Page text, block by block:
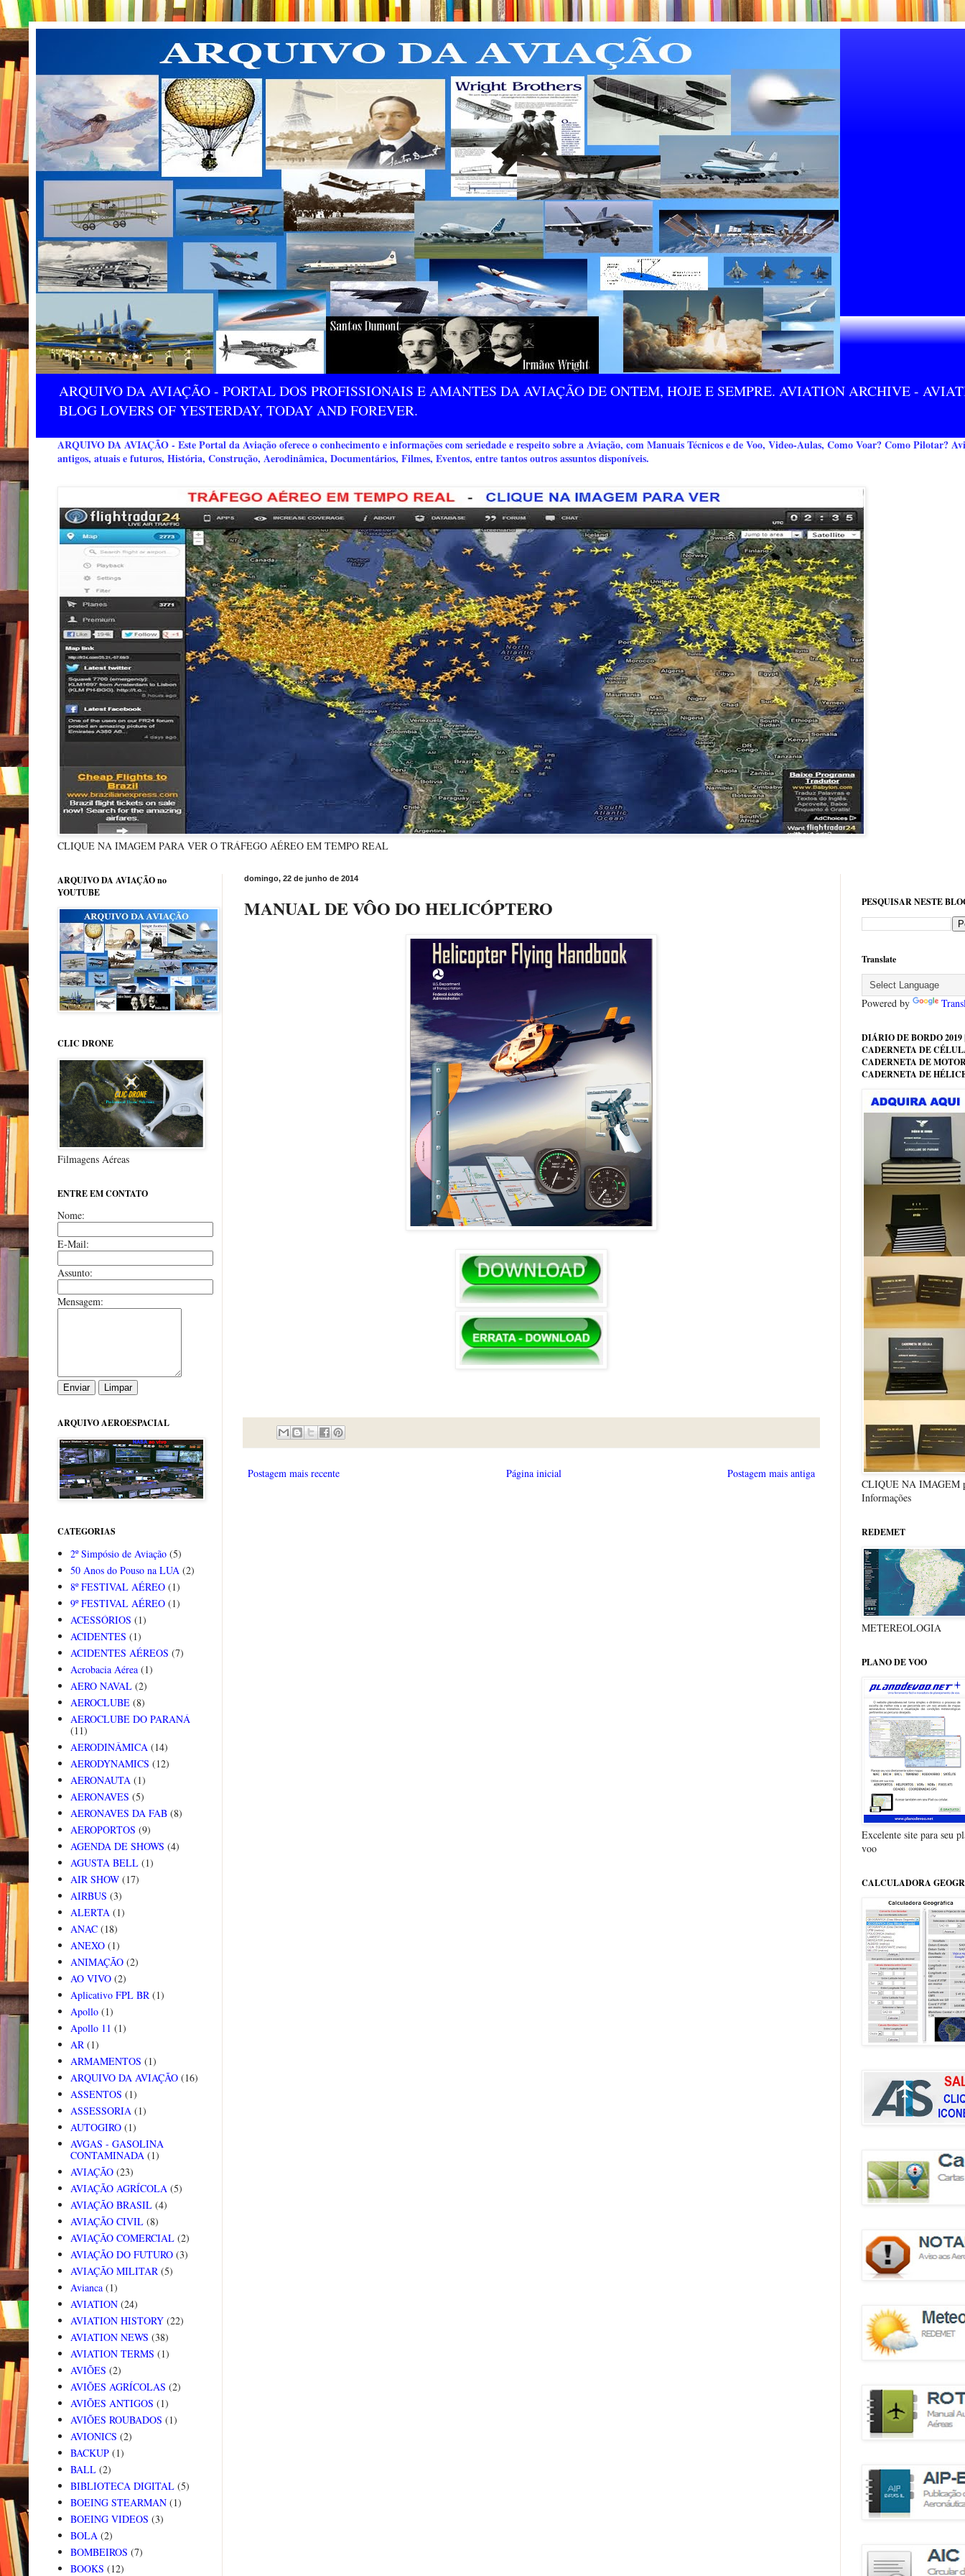
ARQUIVO DA AVIAÇÃO - PORTAL DOS PROFISSIONAIS E AMANTES DA AVIAÇÃO DE ONTEM, HOJE E SEMPRE. AVIATION ARCHIVE -
BLOG LOVERS OF YESTERDAY, TODAY AND FOREVER.
ARQUIVO DA AVIAÇÃO - Este Portal da Aviação oferece o conhecimento e informações com seriedade e respeito sobre a Aviação, com Manuais Técnicos e de Voo, Video-Aulas, Como Voar? Como Pilotar?
antigos, atuais e futuros, História, Construção, Aerodinâmica, Documentários, Filmes, Eventos, entre tantos outros assuntos disponíveis.
CLIQUE NA IMAGEM PARA VER O TRÁFEGO AÉREO EM TEMPO REAL
domingo, 22 de junho de 2014
MANUAL DE VÔO DO HELICÓPTERO
Postagem mais recente Postagem mais antiga
Página inicial
ARQUIVO DA AVIAÇÃO no
YOUTUBE
CLIC DRONE
Filmagens Aéreas
ENTRE EM CONTATO
Nome:
E-Mail:
Assunto:
Mensagem:
ARQUIVO AEROESPACIAL
CATEGORIAS
2º Simpósio de Aviação (5)
50 Anos do Pouso na LUA (2)
8º FESTIVAL AÉREO (1)
9º FESTIVAL AÉREO (1)
ACESSÓRIOS (1)
ACIDENTES (1)
ACIDENTES AÉREOS (7)
Acrobacia Aérea (1)
AERO NAVAL (2)
AEROCLUBE (8)
AEROCLUBE DO PARANÁ
(11)
AERODINÂMICA (14)
AERODYNAMICS (12)
AERONAUTA (1)
AERONAVES (5)
AERONAVES DA FAB (8)
AEROPORTOS (9)
AGENDA DE SHOWS (4)
AGUSTA BELL (1)
AIR SHOW (17)
AIRBUS (3)
ALERTA (1)
ANAC (18)
ANEXO (1)
ANIMAÇÃO (2)
AO VIVO (2)
Aplicativo FPL BR (1)
Apollo (1)
Apollo 11 (1)
AR (1)
ARMAMENTOS (1)
ARQUIVO DA AVIAÇÃO (16)
ASSENTOS (1)
ASSESSORIA (1)
AUTOGIRO (1)
AVGAS - GASOLINA
CONTAMINADA (1)
AVIAÇÃO (23)
AVIAÇÃO AGRÍCOLA (5)
AVIAÇÃO BRASIL (4)
AVIAÇÃO CIVIL (8)
AVIAÇÃO COMERCIAL (2)
AVIAÇÃO DO FUTURO (3)
AVIAÇÃO MILITAR (5)
Avianca (1)
AVIATION (24)
AVIATION HISTORY (22)
AVIATION NEWS (38)
AVIATION TERMS (1)
AVIÕES (2)
AVIÕES AGRÍCOLAS (2)
AVIÕES ANTIGOS (1)
AVIÕES ROUBADOS (1)
AVIONICS (2)
BACKUP (1)
BALL (2)
BIBLIOTECA DIGITAL (5)
BOEING STEARMAN (1)
BOEING VIDEOS (3)
BOLA (2)
BOMBEIROS (7)
BOOKS (12)
PESQUISAR NESTE
Translate
Powered by
DIÁRIO DE BORDO
CADERNETA DE
CADERNETA DE
CADERNETA DE
CLIQUE NA IMAGEM
Informações
REDEMET
METEREOLOGIA
PLANO DE VOO
Excelente site para seu
voo
CALCULADORA